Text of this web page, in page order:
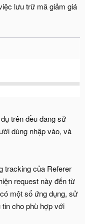
lưu trữ mã giảm giá
trên đều đang sử
dùng nhập vào, và
tracking của Referer
request này đến từ
một số ứng dụng, sử
tin cho phù hợp với